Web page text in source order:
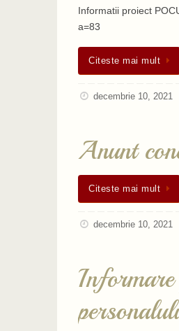
Informatii proiect
a=83
Citeste mai mult
decembrie 10, 2021
Anunt
Citeste mai mult
decembrie 10, 2021